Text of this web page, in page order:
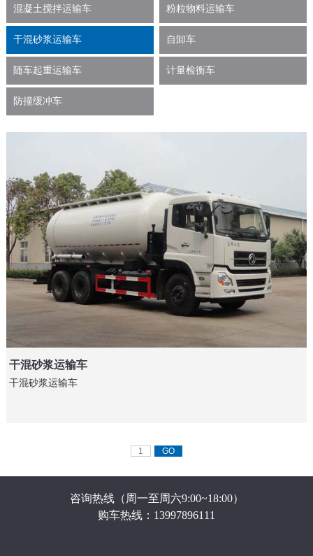
混凝土搅拌运输车 粉粒物料运输车
干混砂浆运输车 自卸车
随车起重运输车 计量检衡车
防撞缓冲车
干混砂浆运输车
干混砂浆运输车
咨询热线（周一至周六9:00~18:00）
购车热线：13997896111